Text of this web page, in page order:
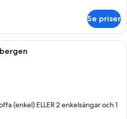
Se priser
Ett modernt hotellrum med en stor
(enkel) ELLER 2 enkelsängar och 1